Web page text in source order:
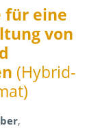
für eine
von
(Hybrid-
,